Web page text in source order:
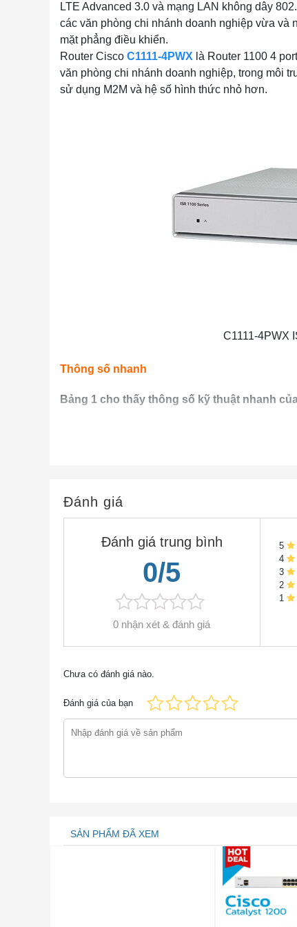
LTE Advanced 3.0 và mạng LAN không dây
các văn phòng chi nhánh doanh nghiệp vừa và
mặt phẳng điều khiển.
Router Cisco C1111-4PWX là Router 1100 4
văn phòng chi nhánh doanh nghiệp, trong môi
sử dụng M2M và hệ số hình thức nhỏ hơn.
C1111-4PWX
Thông số nhanh
Bảng 1 cho thấy thông số kỹ thuật nhanh của
LTE nâng cao (CAT6)
Tích hợp USB 3.0 AUX / bảng điều khiển
Thông tin chi tiết sản phẩm
Mặt
Đánh giá
Đánh giá trung bình
0/5
0 nhận xét & đánh giá
5
4
3
2
1
Chưa có đánh giá nào.
Đánh giá của bạn
SẢN PHẨM ĐÃ XEM